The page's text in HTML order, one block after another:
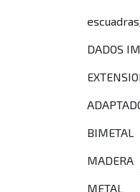
DADOS
BIMETAL
MADERA
METAL